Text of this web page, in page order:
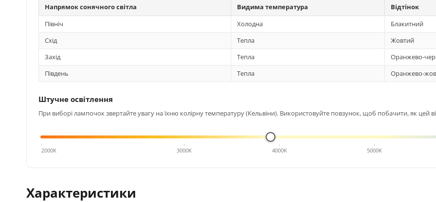
Напрямок сонячного світла Видима температура
Відтінок
Північ
Холодна
Блакитний
Схід
Тепла
Жовтий
Захід
Тепла
Оранжево-
Південь
Тепла Оранжево-
Штучне освітлення
При виборі лампочок звертайте увагу на їхню колірну температуру (Кельвіни). Використовуйте повзунок, щоб побачити, як цей
4000K
2000K 3000K 4000K 5000K
Характеристики